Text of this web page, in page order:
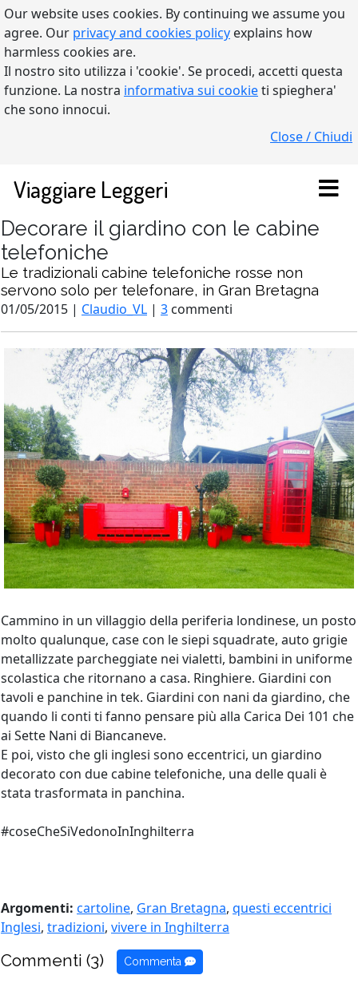
Our website uses cookies. By continuing we assume you
agree. Our privacy and cookies policy explains how
harmless cookies are.
Il nostro sito utilizza i 'cookie'. Se procedi, accetti questa
funzione. La nostra informativa sui cookieti spieghera'
che sono innocui.
Close / Chiudi
Viaggiare Leggeri
Decorare il giardino con le cabine
telefoniche
Le tradizionali cabine telefoniche rosse non
servono solo per telefonare, in Gran Bretagna
01/05/2015 | Claudio_VL | 3 commenti
Cammino in un villaggio della periferia londinese, un posto
molto qualunque, case con le siepi squadrate, auto grigie
metallizzate parcheggiate nei vialetti, bambini in uniforme
scolastica che ritornano a casa. Ringhiere. Giardini con
tavoli e panchine in tek. Giardini con nani da giardino, che
quando li conti ti fanno pensare più alla Carica Dei 101 che
ai Sette Nani di Biancaneve.
E poi, visto che gli inglesi sono eccentrici, un giardino
decorato con due cabine telefoniche, una delle quali è
stata trasformata in panchina.
#coseCheSiVedonoInInghilterra
Argomenti: cartoline, Gran Bretagna, questi eccentrici
Inglesi, tradizioni, vivere in Inghilterra
Commenti (3) Commenta